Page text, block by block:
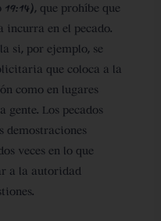
que prohíbe que
incurra en el pecado.
si, por ejemplo, se
que coloca a la
como en lugares
gente. Los pecados
demostraciones
veces en lo que
a la autoridad